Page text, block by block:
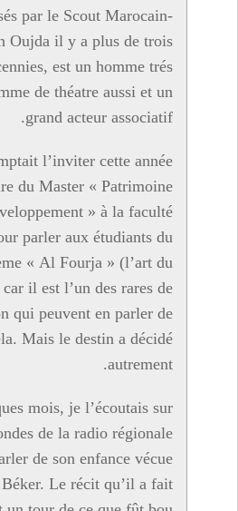
par le Scout Marocain-
Oujda il y a plus de trois
est un homme trés
de théatre aussi et un
grand acteur associatif.
l’inviter cette année
du Master « Patrimoine
» à la faculté
parler aux étudiants du
« Al Fourja » (l’art du
il est l’un des rares de
qui peuvent en parler de
Mais le destin a décidé
autrement.
mois, je l’écoutais sur
de la radio régionale
de son enfance vécue
Le récit qu’il a fait